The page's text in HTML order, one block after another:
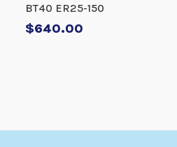
BT40 ER25-150
$640.00